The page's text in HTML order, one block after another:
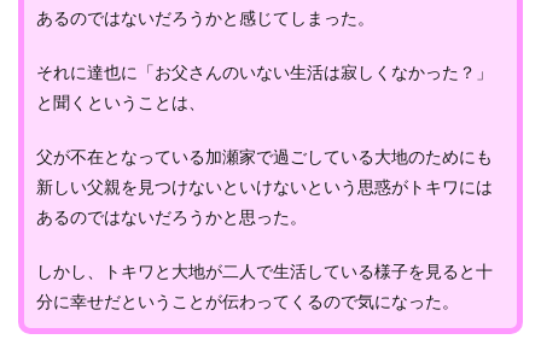
あるのではないだろうかと感じてしまった。
それに達也に「お父さんのいない生活は寂しくなかった？」
と聞くということは、
父が不在となっている加瀬家で過ごしている大地のためにも
新しい父親を見つけないといけないという思惑がトキワには
あるのではないだろうかと思った。
しかし、トキワと大地が二人で生活している様子を見ると十
分に幸せだということが伝わってくるので気になった。